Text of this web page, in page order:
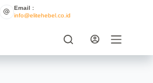
Email :
info@elitehebel.co.id